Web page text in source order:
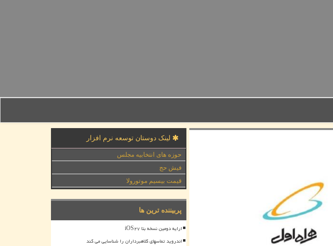
لینک دوستان توسعه نرم افزار
حوزه های انتخابیه مجلس
فیش حج
قیمت بیسیم موتورولا
پربیننده ترین ها
ارایه دومین نسخه بتا iOS۲۷
اندروید تماسهای کلاهبرداران را شناسایی می کند